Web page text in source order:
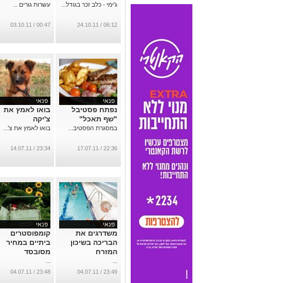
ג'ימי - כלב זכר בגודל...
06:12 / 24.10.11
עשרות גורים ...
00:47 / 03.10.11
פנאי
נפתח פסטיבל
"שף תאכל"
במסגרת הפסטיב...
22:36 / 17.07.11
פנאי
בואו לאמץ את
צ'יקה
בואו לאמץ את צ'...
23:34 / 14.07.11
פנאי
משדרגים את
הבריכה בשיכון
המזרח
...
23:49 / 04.07.11
פנאי
קומפוסטרים
ביתיים במחיר
מסובסד
...
23:48 / 04.07.11